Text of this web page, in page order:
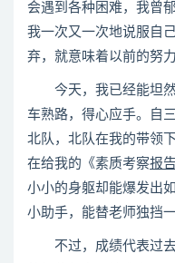
会遇到各种困难，我曾
我一次又一次地说服自
弃，就意味着以前的努
今天，我已经能坦然
车熟路，得心应手。自
北队，北队在我的带领
在给我的《素质考察报
小小的身躯却能爆发出
小助手，能替老师独挡
不过，成绩代表过去